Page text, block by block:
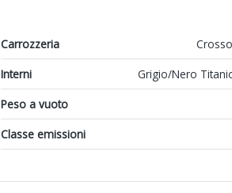
Carrozzeria
Interni
Grigio/Nero
Peso a vuoto
Classe emissioni